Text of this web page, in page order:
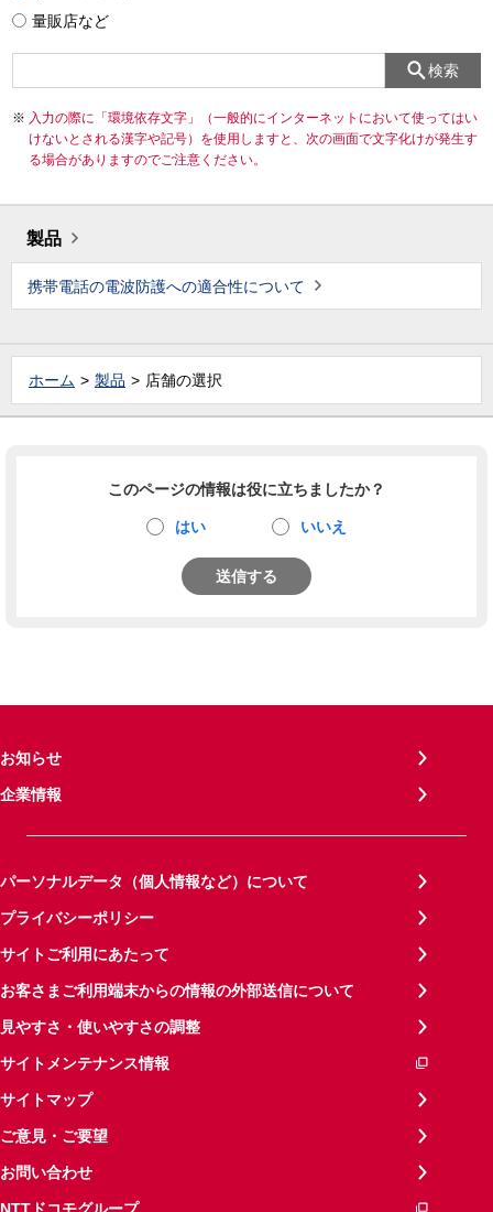
量販店など
検索
入力の際に「環境依存文字」（一般的にインターネットにおいて使ってはい
けないとされる漢字や記号）を使用しますと、次の画面で文字化けが発生す
る場合がありますのでご注意ください。
製品
携帯電話の電波防護への適合性について
ホーム 製品 店舗の選択
このページの情報は役に立ちましたか？
はい いいえ
送信する
お知らせ
企業情報
パーソナルデータ（個人情報など）について
プライバシーポリシー
サイトご利用にあたって
お客さまご利用端末からの情報の外部送信について
見やすさ・使いやすさの調整
サイトメンテナンス情報
サイトマップ
ご意見・ご要望
お問い合わせ
NTTドコモグループ